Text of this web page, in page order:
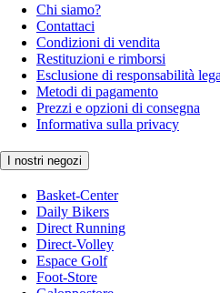
Chi siamo?
Contattaci
Condizioni di vendita
Restituzioni e rimborsi
Esclusione di responsabilità
Metodi di pagamento
Prezzi e opzioni di consegna
Informativa sulla privacy
I nostri negozi
Basket-Center
Daily Bikers
Direct Running
Direct-Volley
Espace Golf
Foot-Store